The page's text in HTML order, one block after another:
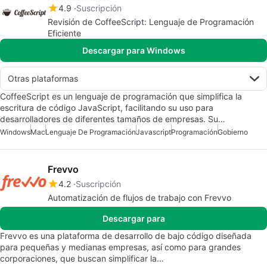
4.9 Suscripción
Revisión de CoffeeScript: Lenguaje de Programación
Eficiente
Descargar para Windows
Otras plataformas
CoffeeScript es un lenguaje de programación que simplifica la
escritura de código JavaScript, facilitando su uso para
desarrolladores de diferentes tamaños de empresas. Su…
WindowsMacLenguaje De ProgramaciónJavascriptProgramaciónGobierno
Frevvo
4.2 Suscripción
Automatización de flujos de trabajo con Frevvo
Descargar para
Frevvo es una plataforma de desarrollo de bajo código diseñada
para pequeñas y medianas empresas, así como para grandes
corporaciones, que buscan simplificar la…